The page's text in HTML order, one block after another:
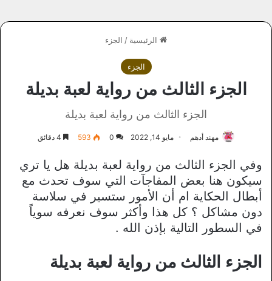
الرئيسية / الجزء
الجزء
الجزء الثالث من رواية لعبة بديلة
الجزء الثالث من رواية لعبة بديلة
مهند أدهم مايو 14, 2022 0
593
وفي الجزء الثالث من رواية لعبة بديلة هل يا تري
سيكون هنا بعض المفاجآت التي سوف تحدث مع
أبطال الحكاية ام أن الأمور ستسير في سلاسة
دون مشاكل ؟ كل هذا وأكثر سوف نعرفه سوياً
في السطور التالية بإذن الله .
الجزء الثالث من رواية لعبة بديلة